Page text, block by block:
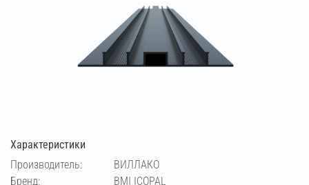
Характеристики
Производитель:
ВИЛЛАКО
Бренд:
BMI ICOPAL